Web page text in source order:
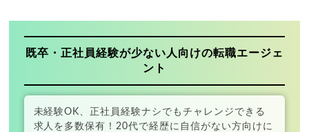
既卒・正社員経験が少ない人向けの転職エージェ
ント
未経験OK、正社員経験ナシでもチャレンジできる
求人を多数保有！20代で経歴に自信がない方向けに